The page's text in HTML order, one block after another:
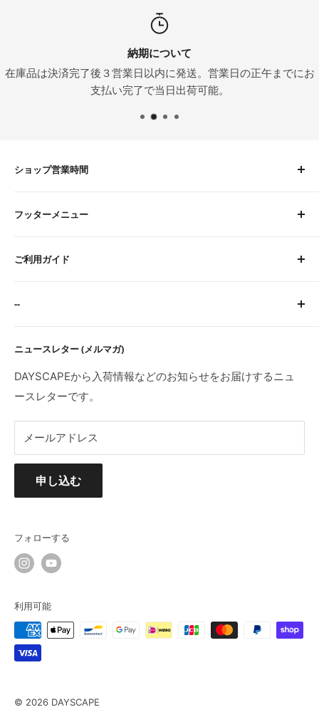
納期について
在庫品は決済完了後３営業日以内に発送。営業日の正午までにお
支払い完了で当日出荷可能。
ニュースレター (メルマガ)
DAYSCAPEから入荷情報などのお知らせをお届けするニュ
ースレターです。
メールアドレス
申し込む
ショップ営業時間
土曜 9:00〜12:00
※臨時休業日等はトップページにてご案内します。
フッターメニュー
お問い合わせ
ご利用ガイド
ご注文・お支払いについて
返品・交換・初期不良・海外製品について
--
プライバシーポリシー
利用規約
フォローする
利用可能
© 2026 DAYSCAPE